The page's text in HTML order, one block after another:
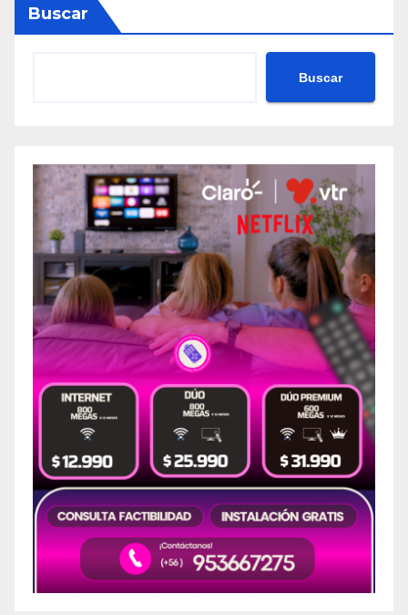
Buscar
Buscar